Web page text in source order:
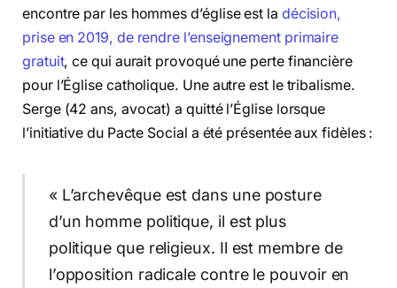
encontre par les hommes d’église est la décision,
prise en 2019, de rendre l’enseignement primaire
gratuit, ce qui aurait provoqué une perte financière
pour l’Église catholique. Une autre est le tribalisme.
Serge (42 ans, avocat) a quitté l’Église lorsque
l’initiative du Pacte Social a été présentée aux fidèles :
« L’archevêque est dans une posture
d’un homme politique, il est plus
politique que religieux. Il est membre de
l’opposition radicale contre le pouvoir en